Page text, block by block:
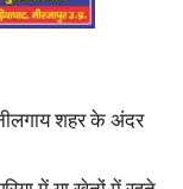
शहर के अंदर